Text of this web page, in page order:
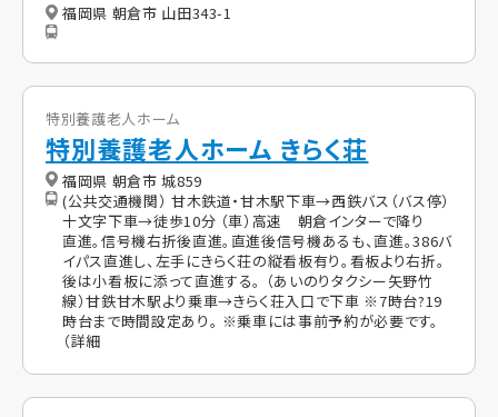
福岡県 朝倉市 山田343-1
特別養護老人ホーム
特別養護老人ホーム きらく荘
福岡県 朝倉市 城859
(公共交通機関） 甘木鉄道・甘木駅下車→西鉄バス（バス停）
十文字下車→徒歩10分 （車）高速 朝倉インターで降り
直進。信号機右折後直進。直進後信号機あるも、直進。386バ
イパス直進し、左手にきらく荘の縦看板有り。看板より右折。
後は小看板に添って直進する。 （あいのりタクシー矢野竹
線）甘鉄甘木駅より乗車→きらく荘入口で下車 ※7時台?19
時台まで時間設定あり。 ※乗車には事前予約が必要です。
（詳細